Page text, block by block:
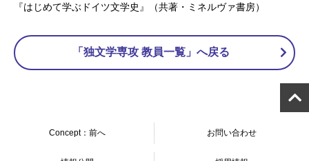
『はじめて学ぶドイツ文学史』（共著・ミネルヴァ書房）
「独文学専攻 教員一覧」へ戻る
Concept：前へ お問い合わせ